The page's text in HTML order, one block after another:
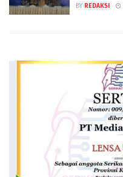
BY REDAKSI